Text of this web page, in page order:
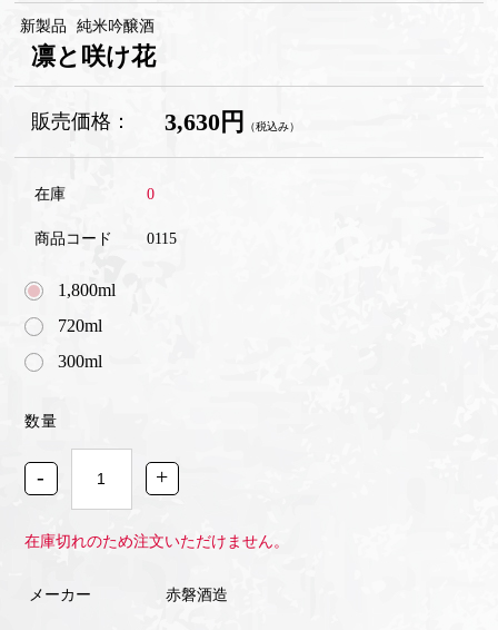
新製品 純米吟醸酒
凛と咲け花
販売価格： 3,630円 （税込み）
在庫 0
商品コード 0115
1,800ml
720ml
300ml
数量
- +
在庫切れのため注文いただけません。
メーカー 赤磐酒造